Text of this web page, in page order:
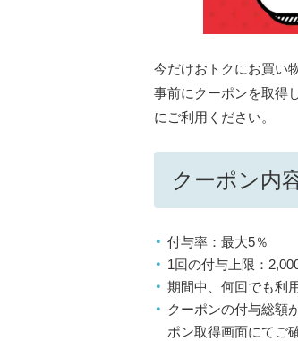
今だけおトクにお買い
事前にクーポンを取得
にご利用ください。
クーポン内
付与率：最大5％
1回の付与上限：
期間中、何回でも利
クーポンの付与総額
ポン取得画面にてご